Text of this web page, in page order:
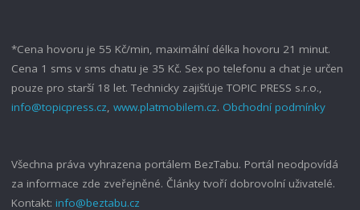
*Cena hovoru je 55 Kč/min, maximální délka hovoru 21 minut.
Cena 1 sms v sms chatu je 35 Kč. Sex po telefonu a chat je určen
pouze pro starší 18 let. Technicky zajišťuje TOPIC PRESS s.r.o.,
info@topicpress.cz, www.platmobilem.cz. Obchodní podmínky
Všechna práva vyhrazena portálem BezTabu. Portál neodpovídá
za informace zde zveřejněné. Články tvoří dobrovolní uživatelé.
Kontakt: info@beztabu.cz